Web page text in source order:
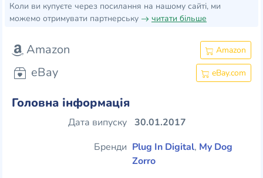
Коли ви купуєте через посилання на нашому сайті, ми
можемо отримувати партнерську
читати більше
Amazon Amazon
eBay eBay.com
Головна інформація
Дата випуску 30.01.2017
Бренди Plug In Digital, My Dog
Zorro